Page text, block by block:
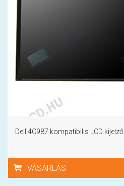
Dell 4C987 kompatibilis LCD kijelző
VÁSÁRLÁS